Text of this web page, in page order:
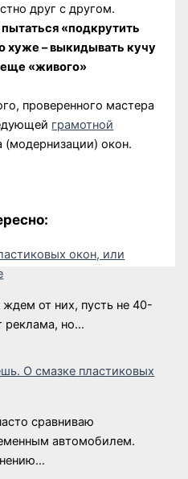
друг с другом.
«подкрутить
хуже – выкидывать кучу
еще «живого»
проверенного мастера
грамотной
(модернизации) окон.
окон, или
от них, пусть не 40-
реклама, но…
О смазке пластиковых
сравниваю
автомобилем.